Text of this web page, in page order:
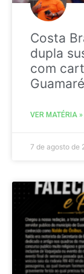
Costa
dupla
com
Guamaré
VER MATÉRIA »
7 de agosto de